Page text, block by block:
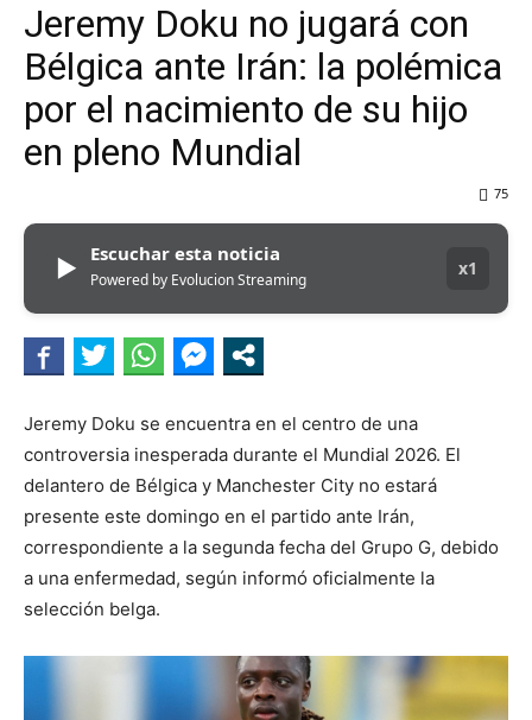
Jeremy Doku no jugará con
Bélgica ante Irán: la polémica
por el nacimiento de su hijo
en pleno Mundial
75
▶ Escuchar esta noticia
Powered by Evolucion Streaming
x1
Jeremy Doku se encuentra en el centro de una
controversia inesperada durante el Mundial 2026. El
delantero de Bélgica y Manchester City no estará
presente este domingo en el partido ante Irán,
correspondiente a la segunda fecha del Grupo G, debido
a una enfermedad, según informó oficialmente la
selección belga.